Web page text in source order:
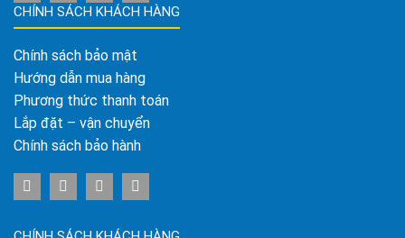
CHÍNH SÁCH KHÁCH HÀNG
Chính sách bảo mật
Hướng dẫn mua hàng
Phương thức thanh toán
Lắp đặt – vận chuyển
Chính sách bảo hành